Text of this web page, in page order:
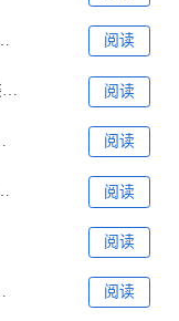
阅读
google浏览器安卓端历史版本快速安装操作流程 阅读
阅读
阅读
阅读
阅读